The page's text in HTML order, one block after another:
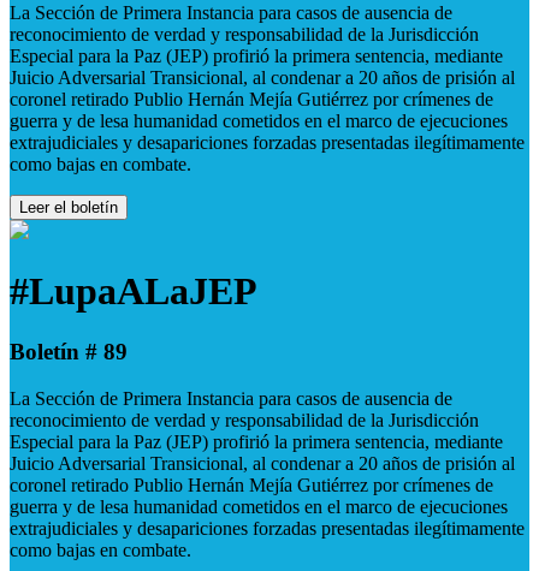
La Sección de Primera Instancia para casos de ausencia de
reconocimiento de verdad y responsabilidad de la Jurisdicción
Especial para la Paz (JEP) profirió la primera sentencia, mediante
Juicio Adversarial Transicional, al condenar a 20 años de prisión al
coronel retirado Publio Hernán Mejía Gutiérrez por crímenes de
guerra y de lesa humanidad cometidos en el marco de ejecuciones
extrajudiciales y desapariciones forzadas presentadas ilegítimamente
como bajas en combate.
Leer el boletín
#LupaALaJEP
Boletín # 89
La Sección de Primera Instancia para casos de ausencia de
reconocimiento de verdad y responsabilidad de la Jurisdicción
Especial para la Paz (JEP) profirió la primera sentencia, mediante
Juicio Adversarial Transicional, al condenar a 20 años de prisión al
coronel retirado Publio Hernán Mejía Gutiérrez por crímenes de
guerra y de lesa humanidad cometidos en el marco de ejecuciones
extrajudiciales y desapariciones forzadas presentadas ilegítimamente
como bajas en combate.